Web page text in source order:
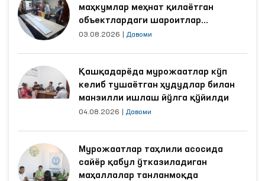
маҳкумлар меҳнат қилаётган
объектлардаги шароитлар
яхшиланди
03.08.2026 Давоми
Қашқадарёда мурожаатлар кўп
келиб тушаётган ҳудудлар билан
манзилли ишлаш йўлга қўйилди
04.08.2026 Давоми
Мурожаатлар таҳлили асосида
сайёр қабул ўтказиладиган
маҳаллалар танланмоқда